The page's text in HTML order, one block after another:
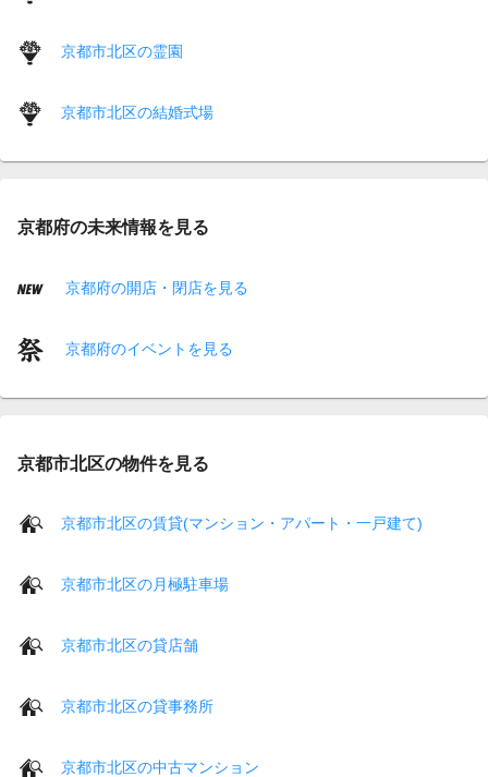
京都市北区の霊園
京都市北区の結婚式場
京都府の未来情報を見る
京都府の開店・閉店を見る
京都府のイベントを見る
京都市北区の物件を見る
京都市北区の賃貸(マンション・アパート・一戸建て)
京都市北区の月極駐車場
京都市北区の貸店舗
京都市北区の貸事務所
京都市北区の中古マンション